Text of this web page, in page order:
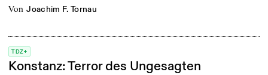
von Joachim F. Tornau
TDZ+
Konstanz: Terror des Ungesagten